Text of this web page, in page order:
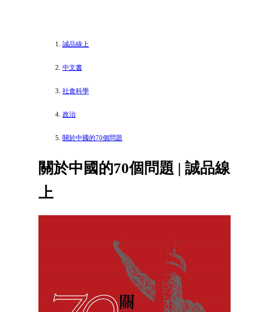
誠品線上
中文書
社會科學
政治
關於中國的70個問題
關於中國的70個問題 | 誠品線
上